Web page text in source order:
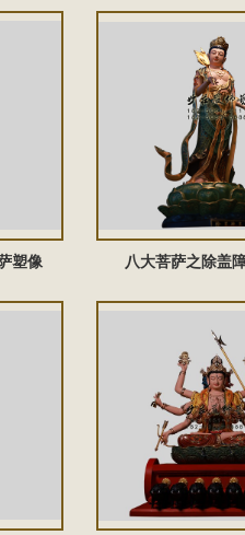
塑像 八大菩萨之除盖